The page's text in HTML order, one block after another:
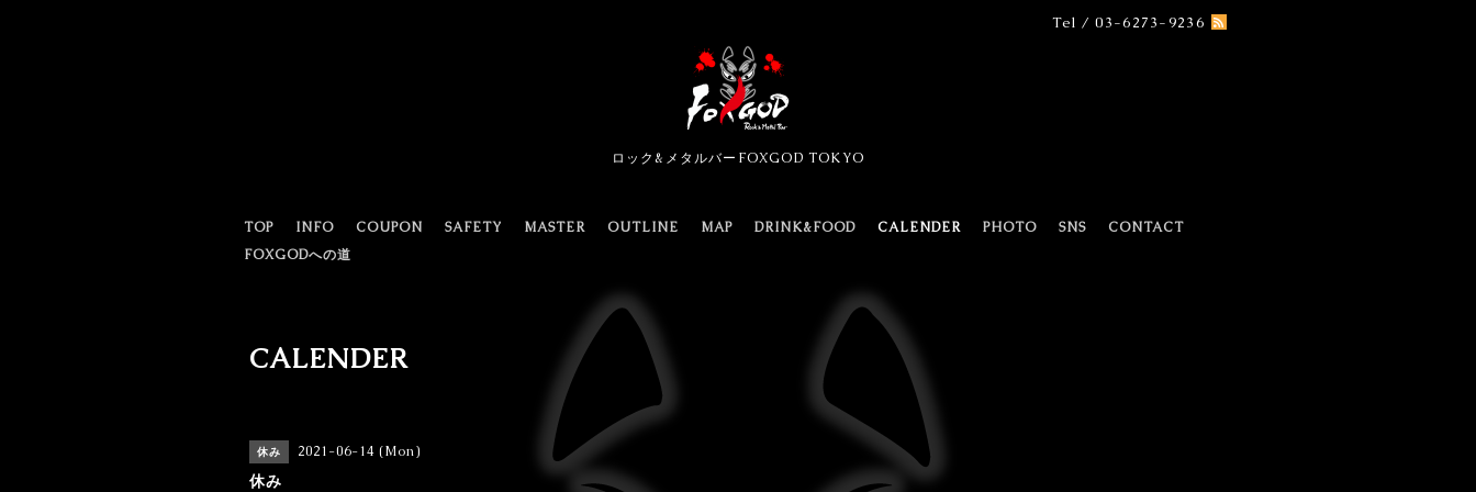
Tel / 03-6273-9236
ロック&メタルバーFOXGOD TOKYO
TOP INFO COUPON SAFETY MASTER OUTLINE MAP DRINK&FOOD CALENDER PHOTO SNS
CONTACT
FOXGODへの道
CALENDER
休み 2021-06-14 (Mon)
休み